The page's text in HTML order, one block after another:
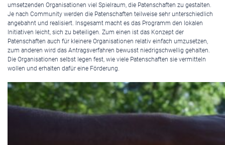
umsetzenden Organisationen viel Spielraum, die Patenschaften zu gestalten.
Je nach Community werden die Patenschaften teilweise sehr unterschiedlich
angebahnt und realisiert. Insgesamt macht es das Programm den lokalen
Initiativen leicht, sich zu beteiligen. Zum einen ist das Konzept der
Patenschaften auch für kleinere Organisationen relativ einfach umzusetzen,
zum anderen wird das Antragsverfahren bewusst niedrigschwellig gehalten.
Die Organisationen selbst legen fest, wie viele Patenschaften sie vermitteln
wollen und erhalten dafür eine Förderung.